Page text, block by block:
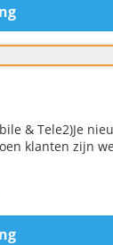
& Tele2)Je
klanten zijn